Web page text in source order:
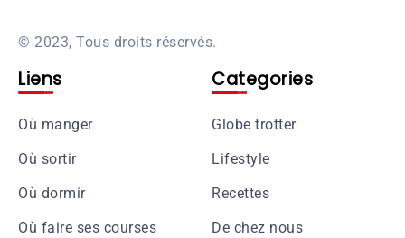
© 2023, Tous droits réservés.
Liens
Où manger
Où sortir
Où dormir
Où faire ses courses
Categories
Globe trotter
Lifestyle
Recettes
De chez nous